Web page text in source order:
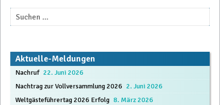
Suchen
nach:
Aktuelle-Meldungen
Nachruf 22. Juni 2026
Nachtrag zur Vollversammlung 2026 2. Juni 2026
Weltgästeführertag 2026 Erfolg 8. März 2026